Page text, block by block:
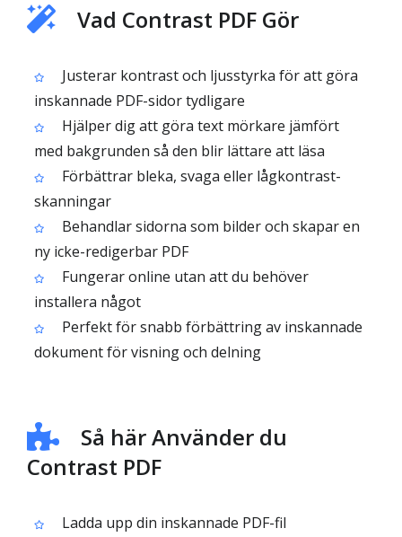
Vad Contrast PDF Gör
Justerar kontrast och ljusstyrka för att göra
inskannade PDF-sidor tydligare
Hjälper dig att göra text mörkare jämfört
med bakgrunden så den blir lättare att läsa
Förbättrar bleka, svaga eller lågkontrast-
skanningar
Behandlar sidorna som bilder och skapar en
ny icke-redigerbar PDF
Fungerar online utan att du behöver
installera något
Perfekt för snabb förbättring av inskannade
dokument för visning och delning
Så här Använder du
Contrast PDF
Ladda upp din inskannade PDF-fil